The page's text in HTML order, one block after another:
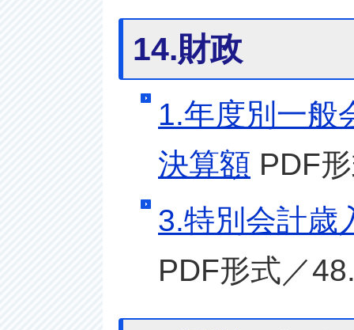
14.財政
1.年度別一般
決算額 PDF
3.特別会計歳
PDF形式／